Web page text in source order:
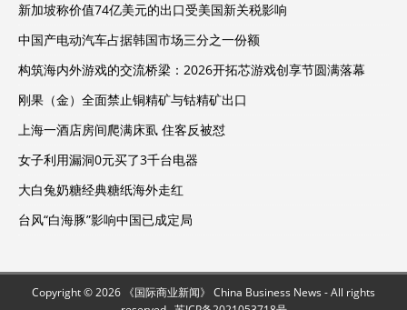
新加坡称价值74亿美元的出口受美国新关税影响
中国产电动汽车占据韩国市场三分之一份额
构筑海内外游戏的交流桥梁：2026开拓芯游戏创享节圆满落幕
刚果（金）全面禁止铜精矿与钴精矿出口
上海一酒店房间爬满床虱 住客反被怼
女子利用漏洞0元买了3千台电器
大白兔奶糖经典糖纸海外走红
台风“白海豚”影响中国已成定局
Copyright © 2026 《国际商业新闻》 China Business News - All rights